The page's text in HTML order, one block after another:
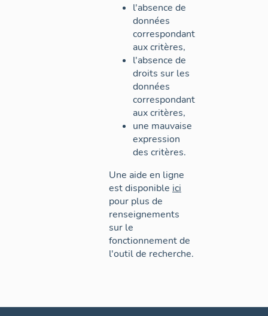
l'absence de
données
correspondant
aux critères,
l'absence de
droits sur les
données
correspondant
aux critères,
une mauvaise
expression
des critères.
Une aide en ligne
est disponible ici
pour plus de
renseignements
sur le
fonctionnement de
l'outil de recherche.